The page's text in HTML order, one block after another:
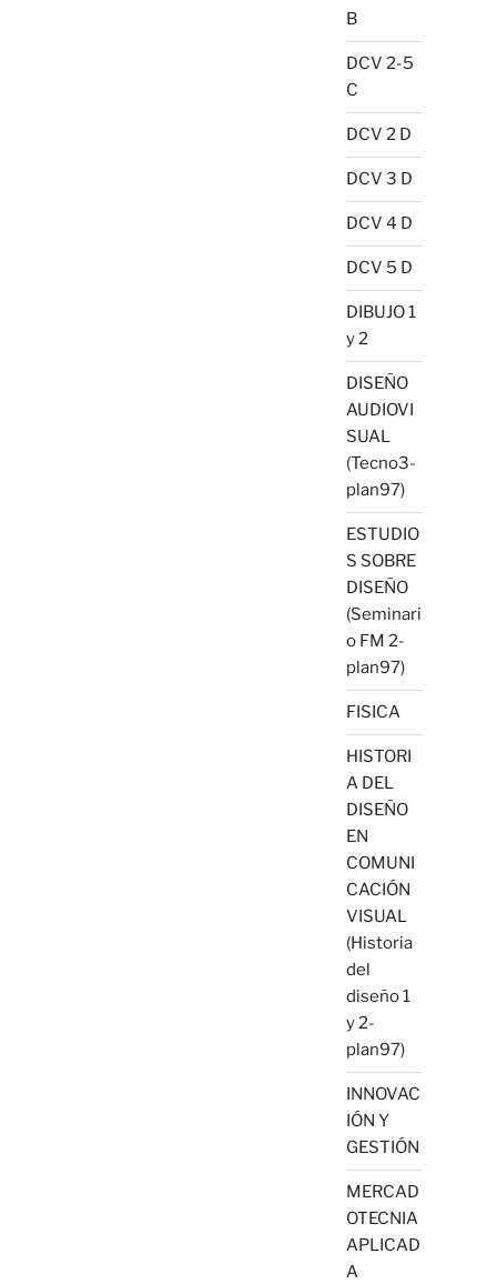
B
DCV 2-5
C
DCV 2 D
DCV 3 D
DCV 4 D
DCV 5 D
DIBUJO 1
y 2
DISEÑO
AUDIOVI
SUAL
(Tecno3-
plan97)
ESTUDIO
S SOBRE
DISEÑO
(Seminari
o FM 2-
plan97)
FISICA
HISTORI
A DEL
DISEÑO
EN
COMUNI
CACIÓN
VISUAL
(Historia
del
diseño 1
y 2-
plan97)
INNOVAC
IÓN Y
GESTIÓN
MERCAD
OTECNIA
APLICAD
A